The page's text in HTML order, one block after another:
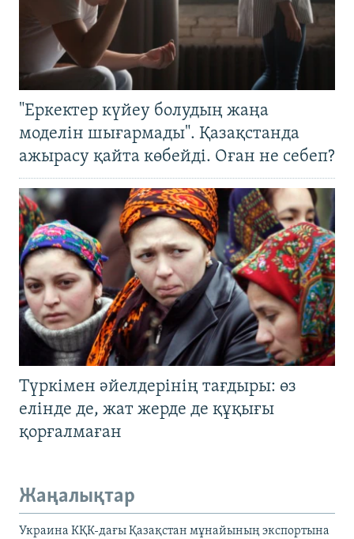
"Еркектер күйеу болудың жаңа
моделін шығармады". Қазақстанда
ажырасу қайта көбейді. Оған не себеп?
Түркімен әйелдерінің тағдыры: өз
елінде де, жат жерде де құқығы
қорғалмаған
Жаңалықтар
Украина КҚК-дағы Қазақстан мұнайының экспортына